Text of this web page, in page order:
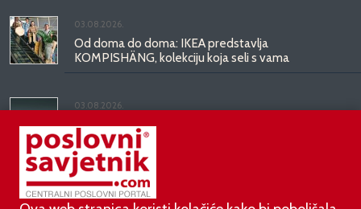
03.08.2026.
Od doma do doma: IKEA predstavlja
KOMPISHÄNG, kolekciju koja seli s vama
03.08.2026.
Kineski BYD predstavio luksuznu limuzinu veću od
Mercedesove S-klase, obećava domet do 1.000
kilometara